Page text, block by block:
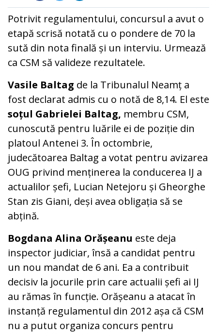
Potrivit regulamentului, concursul a avut o
etapă scrisă notată cu o pondere de 70 la
sută din nota finală și un interviu. Urmează
ca CSM să valideze rezultatele.
Vasile Baltag de la Tribunalul Neamț a
fost declarat admis cu o notă de 8,14. El este
soțul Gabrielei Baltag, membru CSM,
cunoscută pentru luările ei de poziție din
platoul Antenei 3. În octombrie,
judecătoarea Baltag a votat pentru avizarea
OUG privind menținerea la conducerea IJ a
actualilor șefi, Lucian Netejoru și Gheorghe
Stan zis Giani, deși avea obligația să se
abțină.
Bogdana Alina Orășeanu este deja
inspector judiciar, însă a candidat pentru
un nou mandat de 6 ani. Ea a contribuit
decisiv la jocurile prin care actualii șefi ai IJ
au rămas în funcție. Orășeanu a atacat în
instanță regulamentul din 2012 așa că CSM
nu a putut organiza concurs pentru